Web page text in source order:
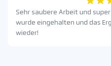
Sehr saubere Arbeit und
wurde eingehalten und das
wieder!